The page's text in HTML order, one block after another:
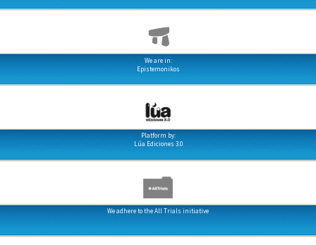
We are in:
Epistemonikos
Platform by:
Lúa Ediciones 3.0
We adhere to the All Trials initiative